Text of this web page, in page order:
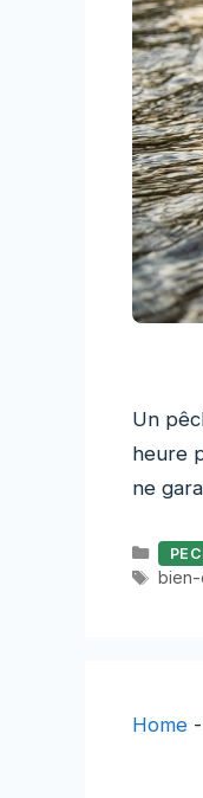
Un
heure
ne
bien-
Home -